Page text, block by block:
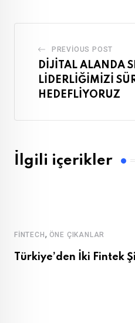
PREVIOUS POST
DİJİTAL ALANDA
LİDERLİĞİMİZİ
HEDEFLİYORUZ
İlgili içerikler
FINTECH , ÖNE ÇIKANLAR
Türkiye’den İki Fintek